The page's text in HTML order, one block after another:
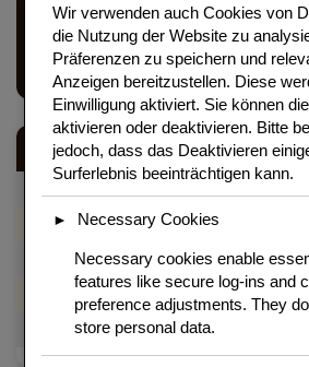
Äpfeln, Zimt und Rosinen ist das
deutschsprachigen Küche. Mit dem
er besser als jeder Fertigstrudel.
Kategorie
Backzeit
Portionen
Herkunft
Wir verwenden auch Cookies von
die Nutzung der Website zu
Präferenzen zu speichern und
Anzeigen bereitzustellen. Diese
Einwilligung aktiviert. Sie können
aktivieren oder deaktivieren. Bitte
jedoch, dass das Deaktivieren
Surferlebnis beeinträchtigen kann.
► Necessary Cookies
Necessary cookies enable
features like secure log-ins and
preference adjustments. They
store personal data.